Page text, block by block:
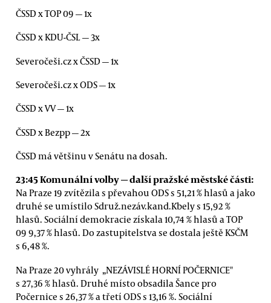
ČSSD x TOP 09 — 1x
ČSSD x KDU-ČSL — 3x
Severočeši.cz x ČSSD — 1x
Severočeši.cz x ODS — 1x
ČSSD x VV — 1x
ČSSD x Bezpp — 2x
ČSSD má většinu v Senátu na dosah.
23:45Komunální volby — další pražské městské části:
Na Praze 19 zvítězila s převahou ODS s 51,21 % hlasů a jako
druhé se umístilo Sdruž.nezáv.kand.Kbely s 15,92 %
hlasů. Sociální demokracie získala 10,74 % hlasů a TOP
09 9,37 % hlasů. Do zastupitelstva se dostala ještě KSČM
s 6,48 %.
Na Praze 20 vyhrály „NEZÁVISLÉ HORNÍ POČERNICE"
s 27,36 % hlasů. Druhé místo obsadila Šance pro
Počernice s 26,37 % a třetí ODS s 13,16 %. Sociální